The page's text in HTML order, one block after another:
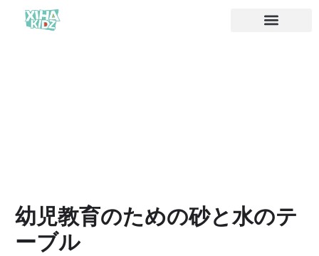
幼児教育のための砂と水のテ
ーブル